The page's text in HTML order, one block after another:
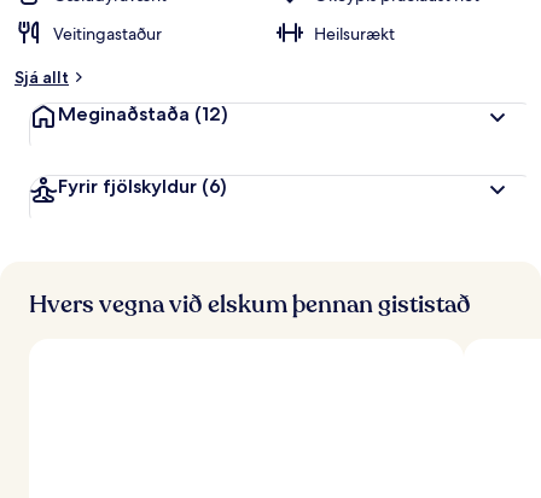
Veitingastaður
Heilsurækt
Sjá allt
Meginaðstaða (12)
Fyrir fjölskyldur (6)
Hvers vegna við elskum þennan gististað